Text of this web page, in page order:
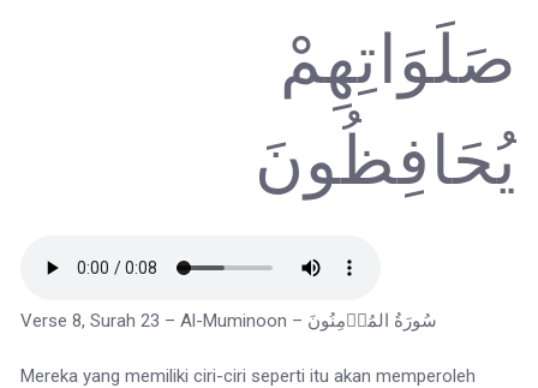
صَلَوَاتِهِمْ
يُحَافِظُونَ
Verse 8, Surah 23 – Al-Muminoon – سُورَةُ المُؤۡمِنُونَ
Mereka yang memiliki ciri-ciri seperti itu akan memperoleh